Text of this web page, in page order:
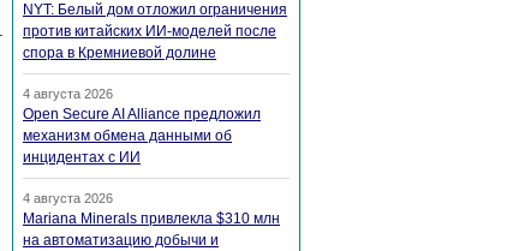
NYT: Белый дом отложил ограничения
против китайских ИИ-моделей после
спора в Кремниевой долине
4 августа 2026
Open Secure AI Alliance предложил
механизм обмена данными об
инцидентах с ИИ
4 августа 2026
Mariana Minerals привлекла $310 млн
на автоматизацию добычи и